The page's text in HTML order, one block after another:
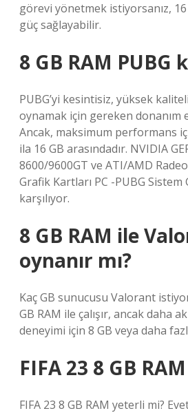
görevi yönetmek istiyorsanız,
güç sağlayabilir.
8 GB RAM PUBG
PUBG’yi kesintisiz, yüksek
oynamak için gereken donanım
Ancak, maksimum performans
ila 16 GB arasındadır. NVIDIA
8600/9600GT ve ATI/AMD
Grafik Kartları PC -PUBG
karşılıyor.
8 GB RAM ile
oynanır mı?
Kaç GB sunucusu Valorant
GB RAM ile çalışır, ancak daha
deneyimi için 8 GB veya daha
FIFA 23 8 GB
FIFA 23 8 GB RAM yeterli mi?